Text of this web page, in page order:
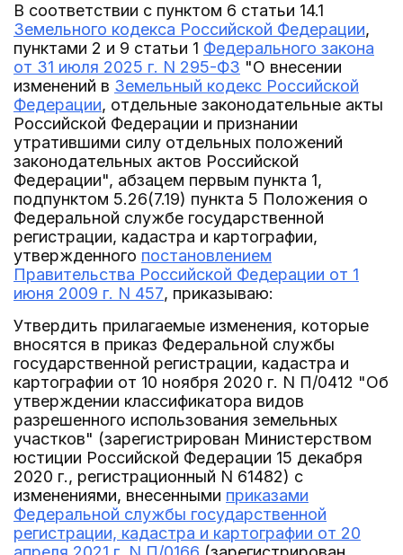
В соответствии с пунктом 6 статьи 14.1
Земельного кодекса Российской Федерации,
пунктами 2 и 9 статьи 1 Федерального закона
от 31 июля 2025 г. N 295-ФЗ "О внесении
изменений в Земельный кодекс Российской
Федерации, отдельные законодательные акты
Российской Федерации и признании
утратившими силу отдельных положений
законодательных актов Российской
Федерации", абзацем первым пункта 1,
подпунктом 5.26(7.19) пункта 5 Положения о
Федеральной службе государственной
регистрации, кадастра и картографии,
утвержденного постановлением
Правительства Российской Федерации от 1
июня 2009 г. N 457, приказываю:
Утвердить прилагаемые изменения, которые
вносятся в приказ Федеральной службы
государственной регистрации, кадастра и
картографии от 10 ноября 2020 г. N П/0412 "Об
утверждении классификатора видов
разрешенного использования земельных
участков" (зарегистрирован Министерством
юстиции Российской Федерации 15 декабря
2020 г., регистрационный N 61482) с
изменениями, внесенными приказами
Федеральной службы государственной
регистрации, кадастра и картографии от 20